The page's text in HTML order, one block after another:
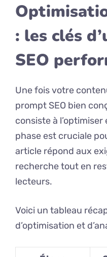
: les clés
SEO
Une fois votre
prompt SEO bien
consiste à l’optimiser
phase est cruciale
article répond aux
recherche tout en
lecteurs.
Voici un tableau
d’optimisation et